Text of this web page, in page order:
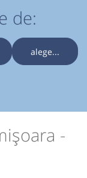
de:
alege...
-